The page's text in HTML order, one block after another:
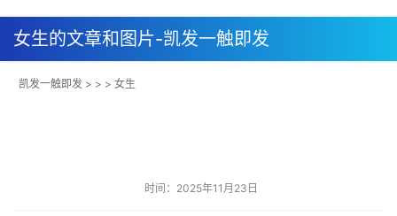
女生的文章和图片-凯发一触即发
凯发一触即发 > > > 女生
时间：2025年11月23日